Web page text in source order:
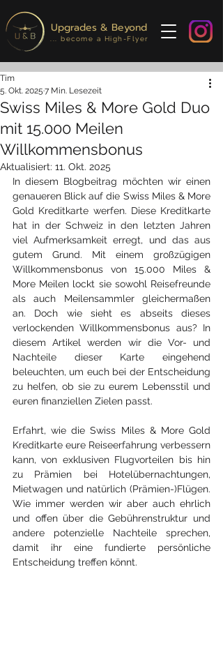
Upgrades & Beyond
... become a High-Flyer
Swiss Miles & More Gold Duo
mit 15.000 Meilen
Willkommensbonus
Tim
5. Okt. 2025 7 Min. Lesezeit
Aktualisiert: 11. Okt. 2025
In diesem Blogbeitrag möchten wir einen
genaueren Blick auf die Swiss Miles & More
Gold Kreditkarte werfen. Diese Kreditkarte
hat in der Schweiz in den letzten Jahren
viel Aufmerksamkeit erregt, und das aus
gutem Grund. Mit einem großzügigen
Willkommensbonus von 15.000 Miles &
More Meilen lockt sie sowohl Reisefreunde
als auch Meilensammler gleichermaßen
an. Doch wie sieht es abseits dieses
verlockenden Willkommensbonus aus? In
diesem Artikel werden wir die Vor- und
Nachteile dieser Karte eingehend
beleuchten, um euch bei der Entscheidung
zu helfen, ob sie zu eurem Lebensstil und
euren finanziellen Zielen passt.
Erfahrt, wie die Swiss Miles & More Gold
Kreditkarte eure Reiseerfahrung verbessern
kann, von exklusiven Flugvorteilen bis hin
zu Prämien bei Hotelübernachtungen,
Mietwagen und natürlich (Prämien-)Flügen.
Wie immer werden wir aber auch ehrlich
und offen über die Gebührenstruktur und
andere potenzielle Nachteile sprechen,
damit ihr eine fundierte persönliche
Entscheidung treffen könnt.